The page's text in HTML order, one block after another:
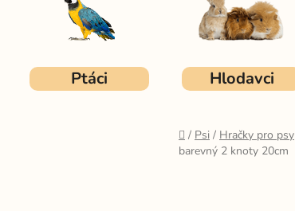
Ptáci Hlodavci
Domů
/ Psi / Hračky pro psy
barevný 2 knoty 20cm